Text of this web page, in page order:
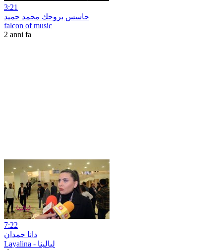
3:21
حاسس بروحك محمد حميد
falcon of music
2 anni fa
7:22
دانا حمدان
Layalina - ليالينا